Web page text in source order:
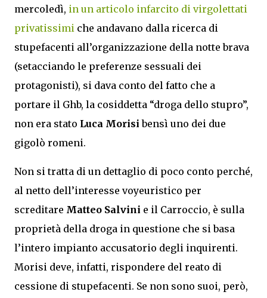
mercoledì, in un articolo infarcito di virgolettati
privatissimi che andavano dalla ricerca di
stupefacenti all’organizzazione della notte brava
(setacciando le preferenze sessuali dei
protagonisti), si dava conto del fatto che a
portare il Ghb, la cosiddetta “droga dello stupro”,
non era stato Luca Morisi bensì uno dei due
gigolò romeni.
Non si tratta di un dettaglio di poco conto perché,
al netto dell’interesse voyeuristico per
screditare Matteo Salvini e il Carroccio, è sulla
proprietà della droga in questione che si basa
l’intero impianto accusatorio degli inquirenti.
Morisi deve, infatti, rispondere del reato di
cessione di stupefacenti. Se non sono suoi, però,